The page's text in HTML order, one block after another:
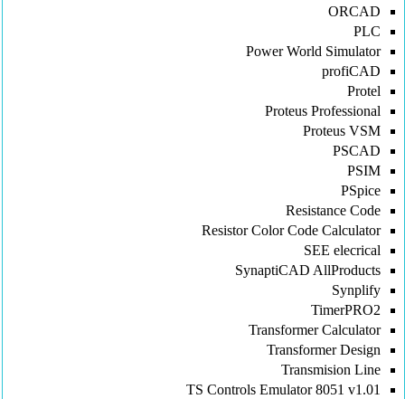
ORCAD
PLC
Power World Simulator
profiCAD
Protel
Proteus Professional
Proteus VSM
PSCAD
PSIM
PSpice
Resistance Code
Resistor Color Code Calculator
SEE elecrical
SynaptiCAD AllProducts
Synplify
TimerPRO2
Transformer Calculator
Transformer Design
Transmision Line
TS Controls Emulator 8051 v1.01